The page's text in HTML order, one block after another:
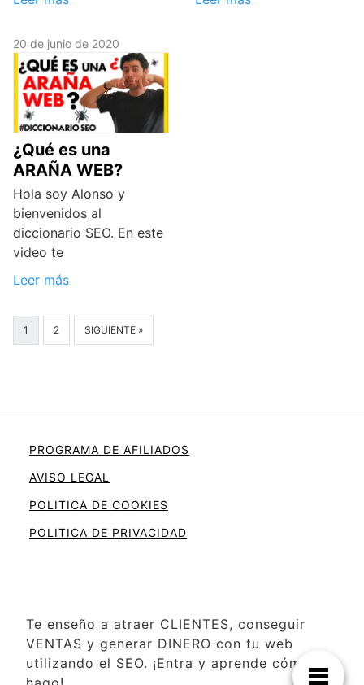
20 de junio de 2020
¿Qué es una
ARAÑA WEB?
Hola soy Alonso y
bienvenidos al
diccionario SEO. En este
video te
Leer más
1 2 SIGUIENTE »
PROGRAMA DE AFILIADOS
AVISO LEGAL
POLITICA DE COOKIES
POLITICA DE PRIVACIDAD
Te enseño a atraer CLIENTES, conseguir
VENTAS y generar DINERO con tu web
utilizando el SEO. ¡Entra y aprende cómo lo